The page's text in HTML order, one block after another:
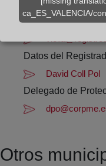
(973) 64 00 89
Datos del
David Coll Pol
Delegado de
Otros
ca_ES_VALENCIA/